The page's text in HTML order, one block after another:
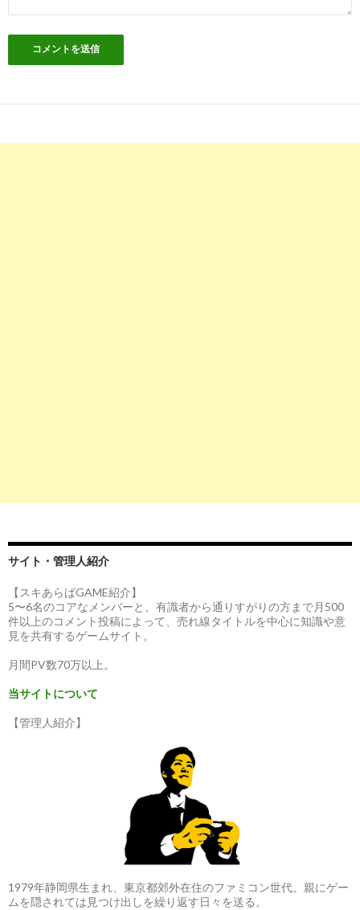
サイト・管理人紹介
【スキあらばGAME紹介】
5〜6名のコアなメンバーと、有識者から通りすがりの方まで月500
件以上のコメント投稿によって、売れ線タイトルを中心に知識や意
見を共有するゲームサイト。
月間PV数70万以上。
当サイトについて
【管理人紹介】
1979年静岡県生まれ、東京都郊外在住のファミコン世代。親にゲー
ムを隠されては見つけ出しを繰り返す日々を送る。